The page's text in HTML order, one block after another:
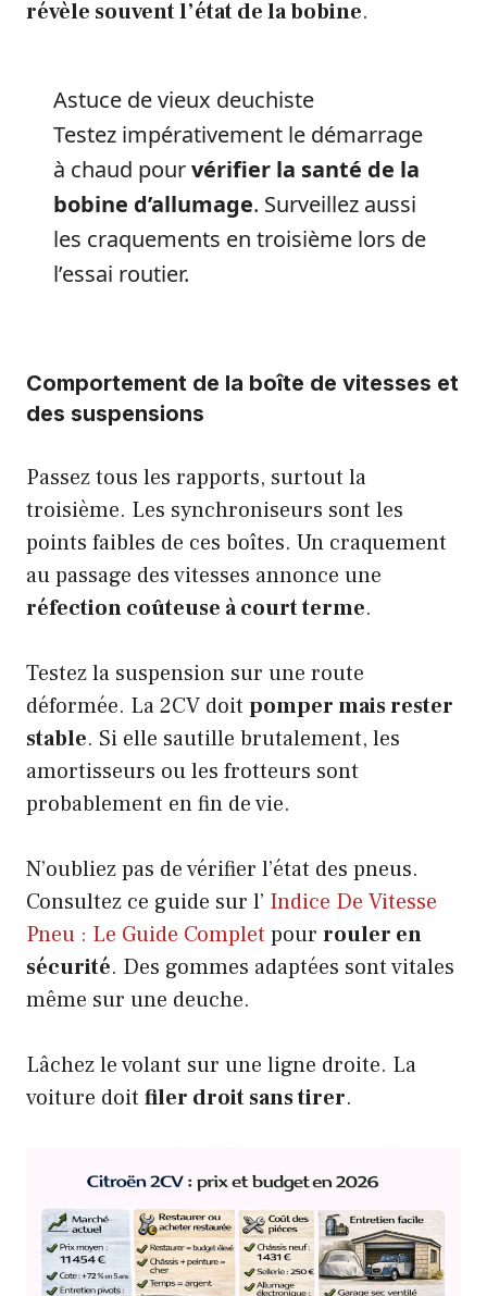
révèle souvent l’état de la bobine.
Astuce de vieux deuchiste
Testez impérativement le démarrage
à chaud pourvérifier la santé de la
bobine d’allumage. Surveillez aussi
les craquements en troisième lors de
l’essai routier.
Comportement de la boîte de vitesses et
des suspensions
Passez tous les rapports, surtout la
troisième. Les synchroniseurs sont les
points faibles de ces boîtes. Un craquement
au passage des vitesses annonce une
réfection coûteuse à court terme.
Testez la suspension sur une route
déformée. La 2CV doit pomper mais rester
stable. Si elle sautille brutalement, les
amortisseurs ou les frotteurs sont
probablement en fin de vie.
N’oubliez pas de vérifier l’état des pneus.
Consultez ce guide sur l’ Indice De Vitesse
Pneu : Le Guide Complet pour rouler en
sécurité. Des gommes adaptées sont vitales
même sur une deuche.
Lâchez le volant sur une ligne droite. La
voiture doit filer droit sans tirer.